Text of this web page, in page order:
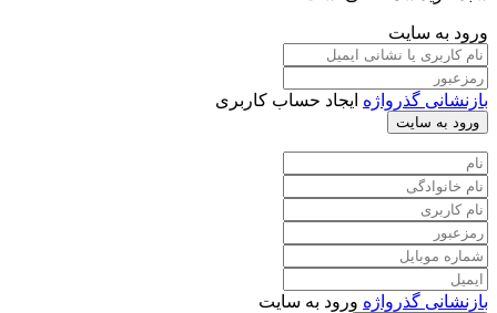
ایجاد حساب کاربری
ورود به سایت